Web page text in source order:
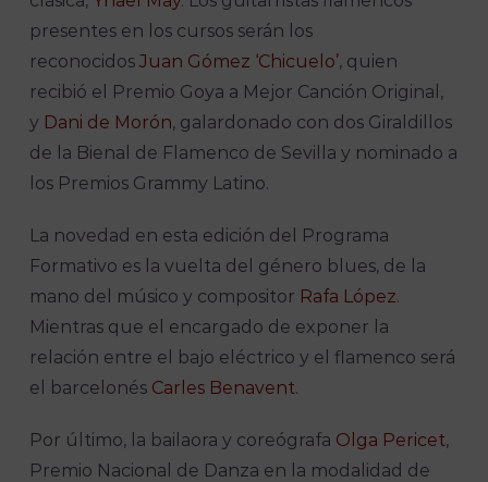
presentes en los cursos serán los
reconocidosJuan Gómez ‘Chicuelo’, quien
recibió el Premio Goya a Mejor Canción Original,
y Dani de Morón, galardonado con dos Giraldillos
de la Bienal de Flamenco de Sevilla y nominado a
los Premios Grammy Latino.
La novedad en esta edición del Programa
Formativo es la vuelta del género blues, de la
mano del músico y compositor Rafa López.
Mientras que el encargado de exponer la
relación entre el bajo eléctrico y el flamenco será
el barcelonés Carles Benavent.
Por último, la bailaora y coreógrafa Olga Pericet,
Premio Nacional de Danza en la modalidad de